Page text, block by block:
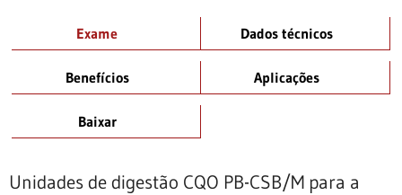
Exame Dados técnicos
Benefícios Aplicações
Baixar
Unidades de digestão CQO PB-CSB/M para a